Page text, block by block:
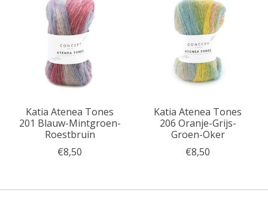
Katia Atenea Tones
201 Blauw-Mintgroen-
Roestbruin
€8,50
Katia Atenea Tones
206 Oranje-Grijs-
Groen-Oker
€8,50